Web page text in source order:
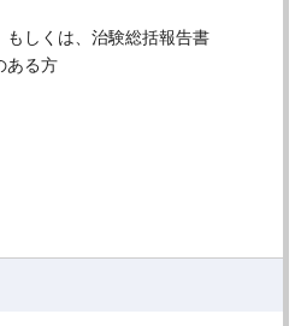
もしくは、治験総括報告書
ある方